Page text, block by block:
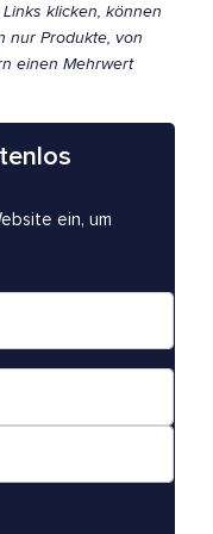
klicken, können
nur Produkte, von
einen Mehrwert
ein, um